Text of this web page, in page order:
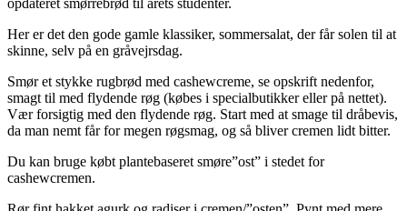
Her er det den gode gamle klassiker, sommersalat, der får solen til at
skinne, selv på en gråvejrsdag.
Smør et stykke rugbrød med cashewcreme, se opskrift nedenfor,
smagt til med flydende røg (købes i specialbutikker eller på nettet).
Vær forsigtig med den flydende røg. Start med at smage til dråbevis,
da man nemt får for megen røgsmag, og så bliver cremen lidt bitter.
Du kan bruge købt plantebaseret smøre”ost” i stedet for
cashewcremen.